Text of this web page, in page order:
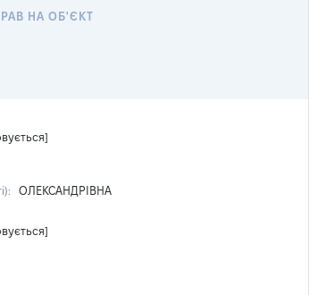
НА ОБ'ЄКТ
ОЛЕКСАНДРІВНА